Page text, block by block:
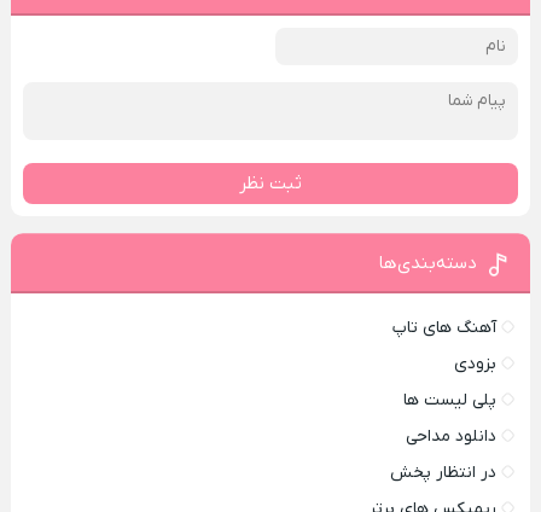
ثبت نظر
دسته‌بندی‌ها
آهنگ های تاپ
بزودی
پلی لیست ها
دانلود مداحی
در انتظار پخش